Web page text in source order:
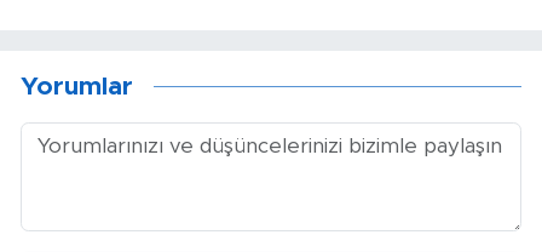
Yorumlar